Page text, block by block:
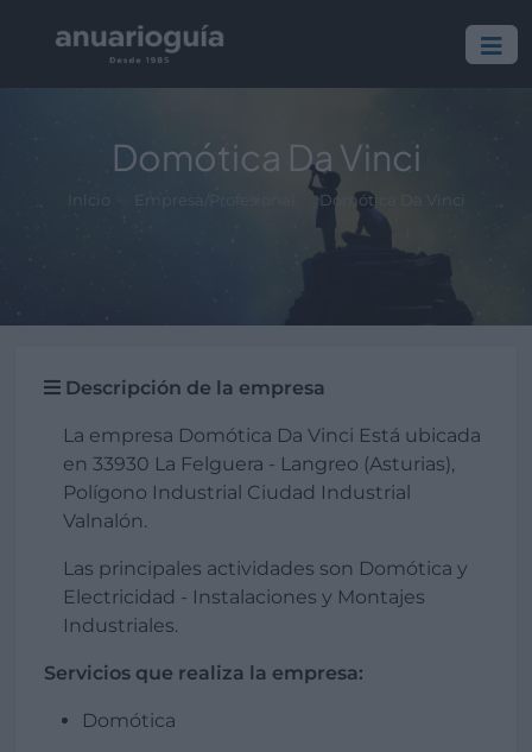
Domótica Da Vinci
Domótica Da Vinci
Descripción de la empresa
La empresa Domótica Da Vinci Está ubicada
en 33930 La Felguera - Langreo (Asturias),
Polígono Industrial Ciudad Industrial
Valnalón.
Las principales actividades son Domótica y
Electricidad - Instalaciones y Montajes
Industriales.
Servicios que realiza la empresa:
Domótica